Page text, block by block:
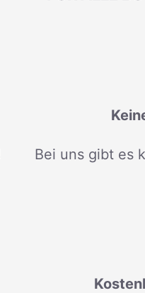
Bei uns gibt es